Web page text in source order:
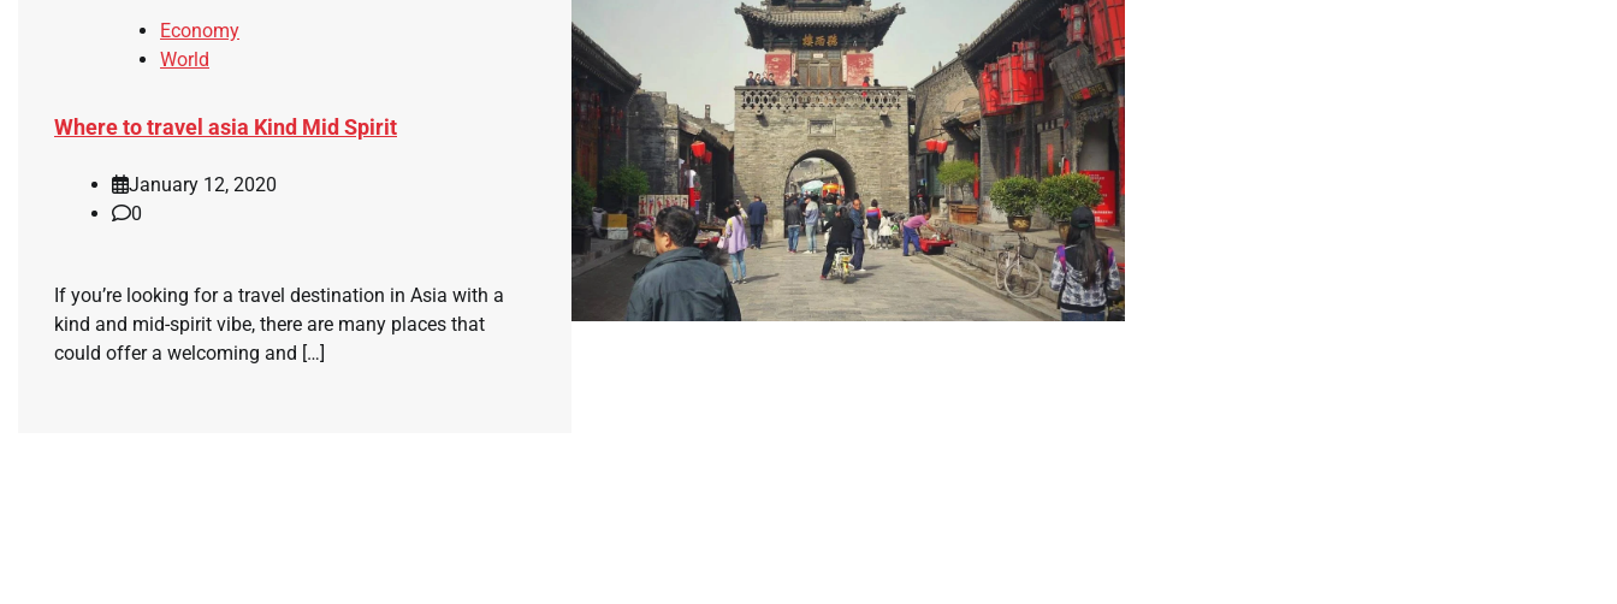
Economy
World
Where to travel asia Kind Mid Spirit
January 12, 2020
0
If you’re looking for a travel destination in Asia with a
kind and mid-spirit vibe, there are many places that
could offer a welcoming and […]